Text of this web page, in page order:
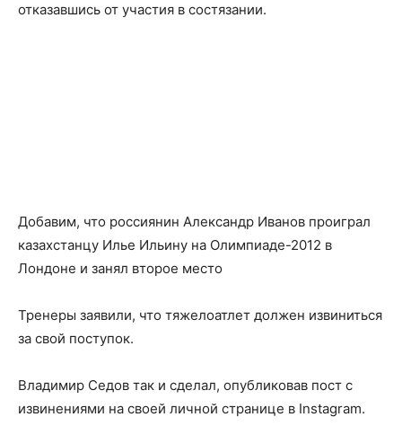
отказавшись от участия в состязании.
Добавим, что россиянин Александр Иванов проиграл
казахстанцу Илье Ильину на Олимпиаде-2012 в
Лондоне и занял второе место
Тренеры заявили, что тяжелоатлет должен извиниться
за свой поступок.
Владимир Седов так и сделал, опубликовав пост с
извинениями на своей личной странице в Instagram.